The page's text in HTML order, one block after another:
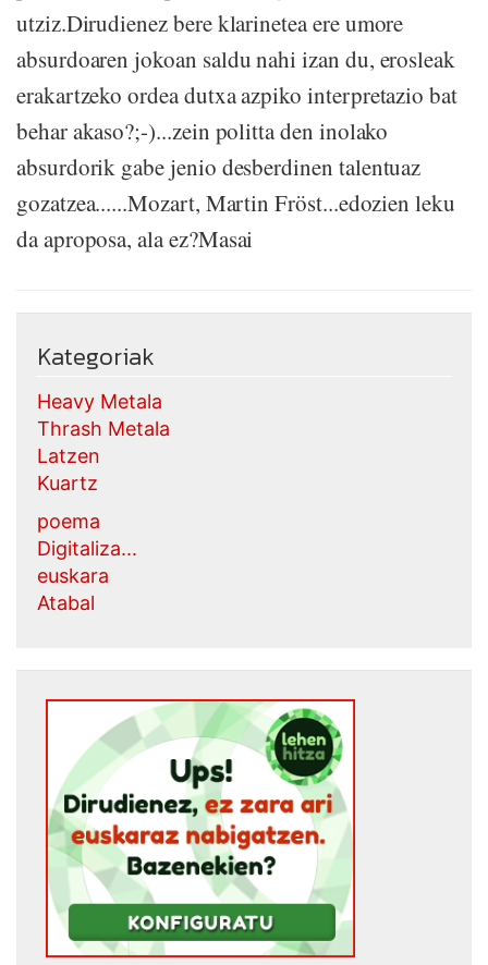
utziz.Dirudienez bere klarinetea ere umore
absurdoaren jokoan saldu nahi izan du, erosleak
erakartzeko ordea dutxa azpiko interpretazio bat
behar akaso?;-)...zein politta den inolako
absurdorik gabe jenio desberdinen talentuaz
gozatzea......Mozart, Martin Fröst...edozien leku
da aproposa, ala ez?Masai
Kategoriak
Heavy Metala
Thrash Metala
Latzen
Kuartz
poema
Digitaliza...
euskara
Atabal